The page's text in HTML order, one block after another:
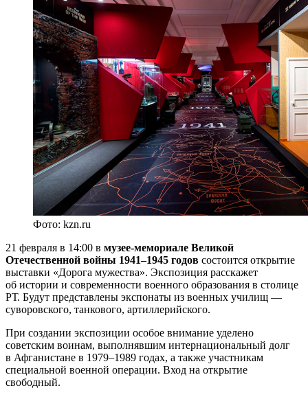
Фото: kzn.ru
21 февраля в 14:00 в музее-мемориале Великой
Отечественной войны 1941–1945 годов состоится открытие
выставки «Дорога мужества». Экспозиция расскажет
об истории и современности военного образования в столице
РТ. Будут представлены экспонаты из военных училищ —
суворовского, танкового, артиллерийского.
При создании экспозиции особое внимание уделено
советским воинам, выполнявшим интернациональный долг
в Афганистане в 1979–1989 годах, а также участникам
специальной военной операции. Вход на открытие
свободный.